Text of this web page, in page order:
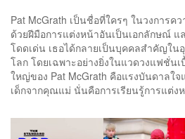
Pat McGrath เป็นชื่อที่ใครๆ ในวงการค
ด้วยฝีมือการแต่งหน้าอันเป็นเอกลักษณ์ แ
โดดเด่น เธอได้กลายเป็นบุคคลสำคัญใน
โลก โดยเฉพาะอย่างยิ่งในแวดวงแฟชั่นเ
ใหญ่ของ Pat McGrath คือแรงบันดาลใ
เด็กจากคุณแม่ นั่นคือการเรียนรู้การแต่ง